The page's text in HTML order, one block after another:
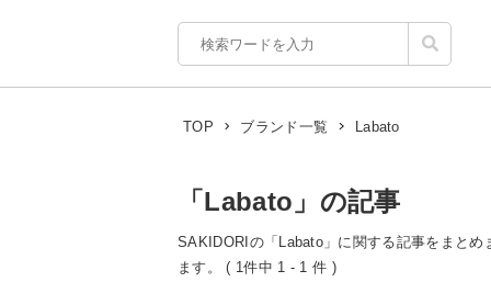
TOP ブランド一覧 Labato
「Labato」の記事
SAKIDORIの「Labato」に関する記事をまと
ます。 ( 1件中 1 - 1 件 )